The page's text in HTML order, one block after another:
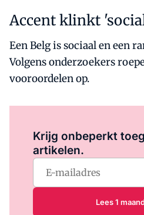
Accent klinkt
Een Belg is sociaal en een
Volgens onderzoekers
vooroordelen op.
Krijg onbeperkt
artikelen.
Lees 1